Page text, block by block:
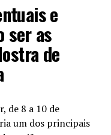
e
ser as
de
de 8 a 10 de
um dos principais